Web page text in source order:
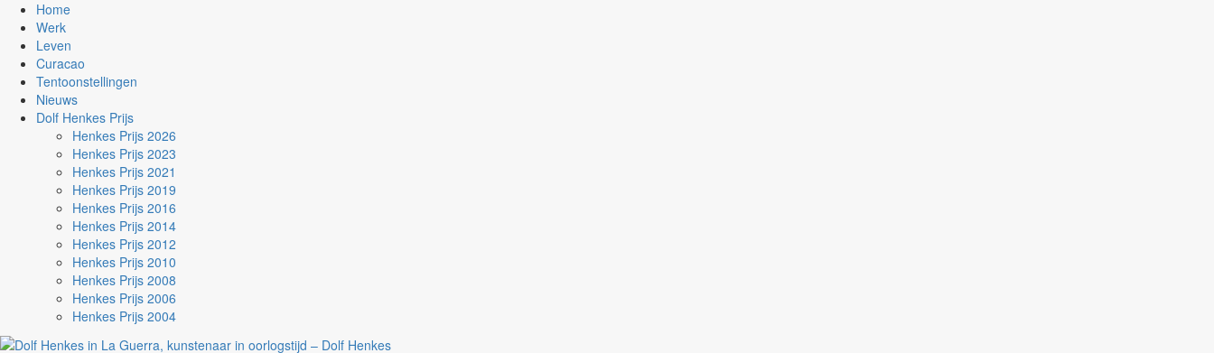
Home
Werk
Leven
Curacao
Tentoonstellingen
Nieuws
Dolf Henkes Prijs
Henkes Prijs 2026
Henkes Prijs 2023
Henkes Prijs 2021
Henkes Prijs 2019
Henkes Prijs 2016
Henkes Prijs 2014
Henkes Prijs 2012
Henkes Prijs 2010
Henkes Prijs 2008
Henkes Prijs 2006
Henkes Prijs 2004